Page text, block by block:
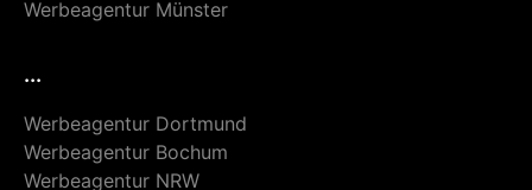
Werbeagentur Münster
...
Werbeagentur Dortmund
Werbeagentur Bochum
Werbeagentur NRW